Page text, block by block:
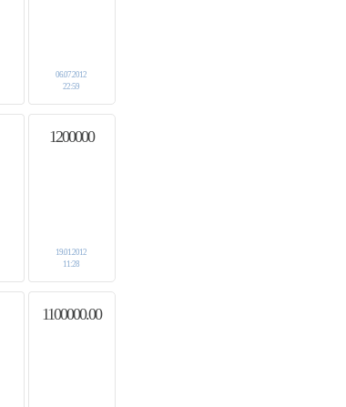
06.07.2012
22:59
1200000
19.01.2012
11:28
1100000.00